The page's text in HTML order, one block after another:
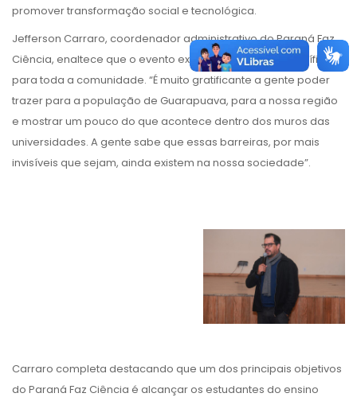
promover transformação social e tecnológica.
Jefferson Carraro, coordenador administrativo do Paraná Faz
Ciência, enaltece que o evento expande o universo científico
para toda a comunidade. “É muito gratificante a gente poder
trazer para a população de Guarapuava, para a nossa região
e mostrar um pouco do que acontece dentro dos muros das
universidades. A gente sabe que essas barreiras, por mais
invisíveis que sejam, ainda existem na nossa sociedade”.
Carraro completa destacando que um dos principais objetivos
do Paraná Faz Ciência é alcançar os estudantes do ensino